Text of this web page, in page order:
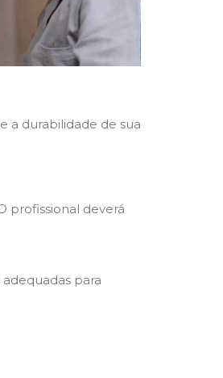
a durabilidade de sua
profissional deverá
para